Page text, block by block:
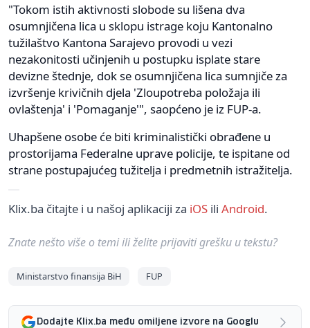
"Tokom istih aktivnosti slobode su lišena dva
osumnjičena lica u sklopu istrage koju Kantonalno
tužilaštvo Kantona Sarajevo provodi u vezi
nezakonitosti učinjenih u postupku isplate stare
devizne štednje, dok se osumnjičena lica sumnjiče za
izvršenje krivičnih djela 'Zloupotreba položaja ili
ovlaštenja' i 'Pomaganje'", saopćeno je iz FUP-a.
Uhapšene osobe će biti kriminalistički obrađene u
prostorijama Federalne uprave policije, te ispitane od
strane postupajućeg tužitelja i predmetnih istražitelja.
Klix.ba čitajte i u našoj aplikaciji za iOS ili Android.
Znate nešto više o temi ili želite prijaviti grešku u tekstu?
Ministarstvo finansija BiH FUP
Dodajte Klix.ba među omiljene izvore na Googlu